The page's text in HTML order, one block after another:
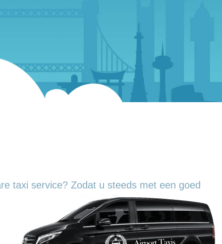
taxi service? Zodat u steeds met een goed